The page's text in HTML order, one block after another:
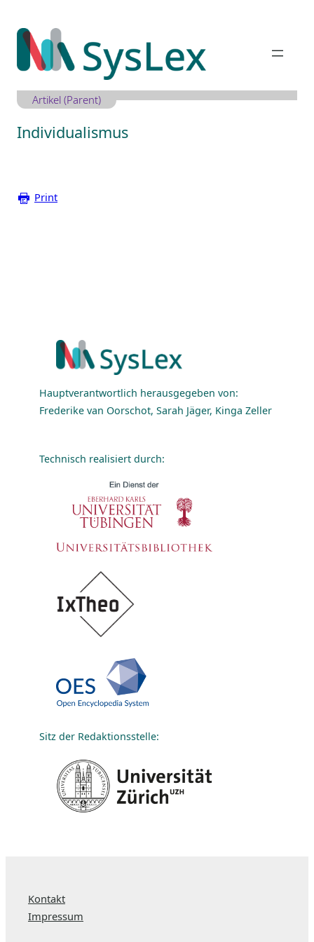
Inhalt
springen
Artikel (Parent)
Individualismus
Print
Hauptverantwortlich herausgegeben von:
Frederike van Oorschot, Sarah Jäger, Kinga Zeller
Technisch realisiert durch:
Sitz der Redaktionsstelle:
Kontakt
Impressum